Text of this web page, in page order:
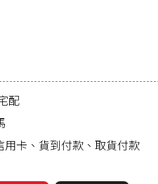
配
用卡、貨到付款、取貨付款